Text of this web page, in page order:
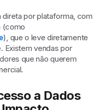
direta por plataforma, com
(como
), que o leve diretamente
Existem vendas por
que não querem
a Dados